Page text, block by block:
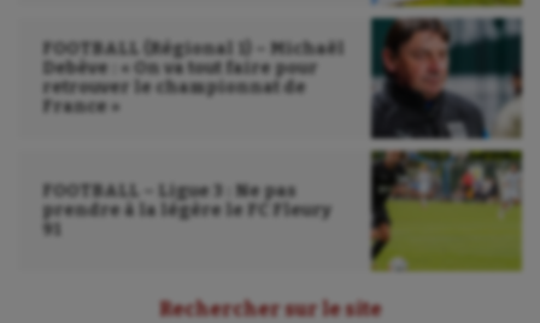
FOOTBALL (Régional 1) – Michaël
Debève : « On va tout faire pour
retrouver le championnat de
France »
FOOTBALL – Ligue 3 : Ne pas
prendre à la légère le FC Fleury
91
Rechercher sur le site